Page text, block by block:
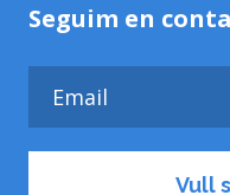
Seguim en